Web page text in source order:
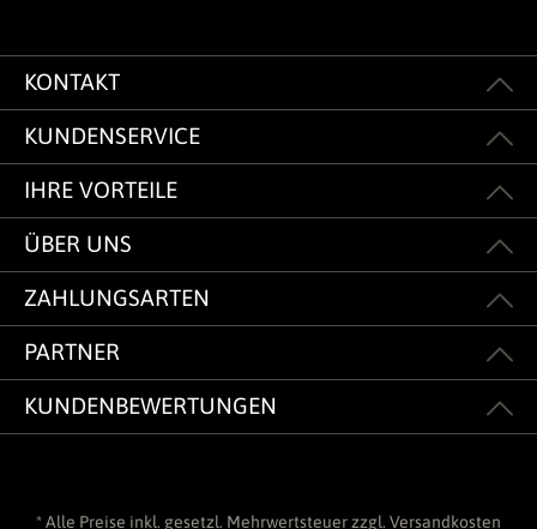
KONTAKT
KUNDENSERVICE
IHRE VORTEILE
ÜBER UNS
ZAHLUNGSARTEN
PARTNER
KUNDENBEWERTUNGEN
* Alle Preise inkl. gesetzl. Mehrwertsteuer zzgl. Versandkosten